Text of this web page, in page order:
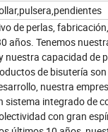
de perlas,
años. Tenemos
capacidad
de bisutería
nuestra
integrado de
con gran